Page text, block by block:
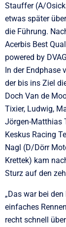
Stauffer (A/
etwas später
die Führung.
Acerbis Best
powered by
In der Endphase
der bis ins Ziel
Doch Van de
Tixier, Ludwig,
Jörgen-Matthias
Keskus Racing
Nagl (D/Dörr
Krettek) kam
Sturz auf den
„Das war bei
einfaches
recht schnell